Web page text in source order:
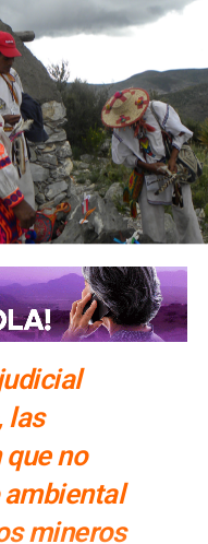
las
no
mineros